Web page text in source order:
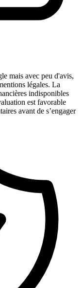
mais avec peu d'avis,
légales. La
indisponibles
est favorable
avant de s’engager